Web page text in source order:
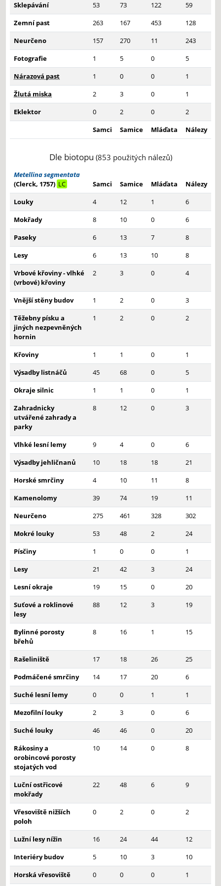
Sklepávání
53 73 122
59
Zemní past
263 167 453
128
Neurčeno
157 270 11
243
Fotografie
1 5 0
5
Nárazová past
1 0 0
1
Žlutá miska
2 3 0
1
Eklektor
0 2 0
2
Samci
Samice Mláďata Nálezy
Dle biotopu (853 použitých nálezů)
Metellina segmentata
(Clerck, 1757) LC Samci Samice Mláďata
Nálezy
Louky
4 12 1
6
Mokřady
8 10 0
6
Paseky
6 13 7
8
Lesy
6 13 10
8
Vrbové křoviny - vlhké
(vrbové) křoviny
2 3 0 4
Vnější stěny budov 1 2 0
3
Těžebny písku a
jiných nezpevněných
hornin
1 2 0 2
Křoviny 1 1 0
1
Výsadby listnáčů
45 68 0
5
Okraje silnic
1 1 0
1
Zahradnicky
utvářené zahrady a
parky
8 12 0 3
Vlhké lesní lemy 9 4 0
6
Výsadby jehličnanů
10 18 18
21
Horské smrčiny
4 10 11
8
Kamenolomy
39 74 19
11
Neurčeno
275 461 328
302
Mokré louky
53 48 2
24
Písčiny
1 0 0
1
Lesy
21 42 3
24
Lesní okraje
19 15 0
20
Suťové a roklinové
lesy
88 12 3 19
Bylinné porosty
břehů
8 16 1 15
Rašeliniště 17 18 26
25
Podmáčené smrčiny
14 17 20
6
Suché lesní lemy
0 0 1
1
Mezofilní louky
2 3 0
6
Suché louky
46 46 0
20
Rákosiny a
orobincové porosty
stojatých vod
10 14 0 8
Luční ostřicové
mokřady
22 48 6 9
Vřesoviště nižších
poloh
0 2 0 2
Lužní lesy nížin 16 24 44
12
Interiéry budov
5 10 3
10
Horská vřesoviště
0 0 0 1